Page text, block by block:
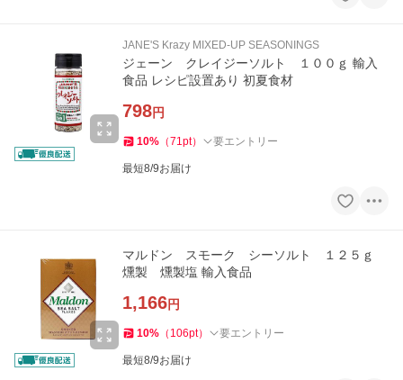
JANE'S Krazy MIXED-UP SEASONINGS
ジェーン クレイジーソルト １００ｇ 輸入
食品 レシピ設置あり 初夏食材
798円
10% （71pt） 要エントリー
最短8/9お届け
マルドン スモーク シーソルト １２５ｇ
燻製 燻製塩 輸入食品
1,166円
10% （ 106pt） 要エントリー
最短8/9お届け